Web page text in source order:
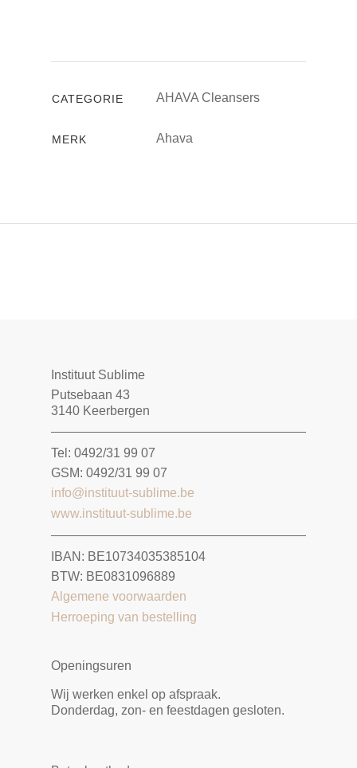
CATEGORIE AHAVA Cleansers
MERK Ahava
Instituut Sublime
Putsebaan 43
3140 Keerbergen
Tel: 0492/31 99 07
GSM: 0492/31 99 07
info@instituut-sublime.be
www.instituut-sublime.be
IBAN: BE10734035385104
BTW: BE0831096889
Algemene voorwaarden
Herroeping van bestelling
Openingsuren
Wij werken enkel op afspraak.
Donderdag, zon- en feestdagen gesloten.